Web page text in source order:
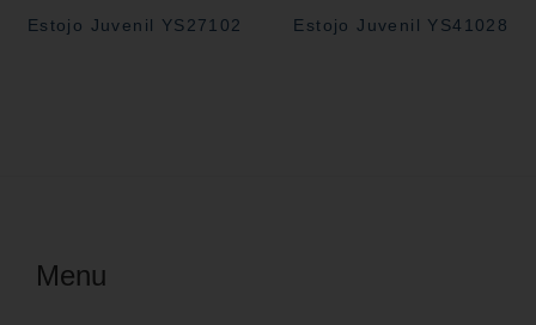
Estojo Juvenil YS27102 Estojo Juvenil YS41028
Menu